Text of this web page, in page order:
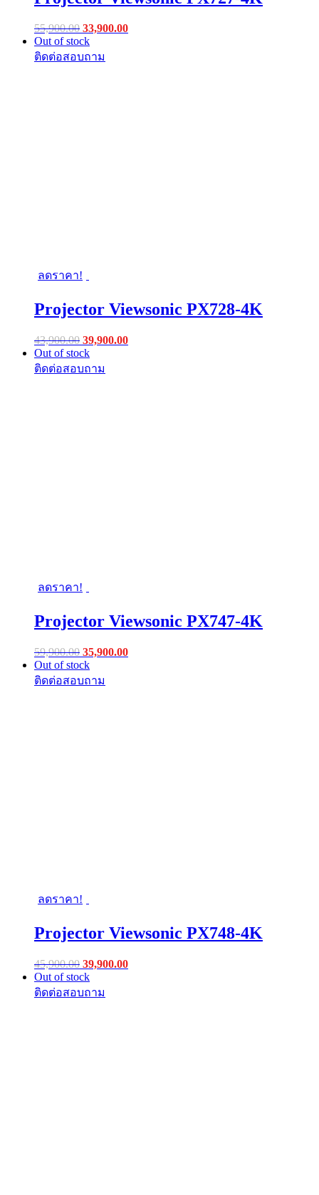
55,900.00 Original
price
was:
33,900.00Current
Out of stock
ลดราคา!
Projector Viewsonic PX728-4K
43,900.00 Original
price
was:
39,900.00Current
Out of stock
ลดราคา!
Projector Viewsonic PX747-4K
59,900.00 Original
price
was:
35,900.00Current
Out of stock
ลดราคา!
Projector Viewsonic PX748-4K
45,900.00 Original
price
was:
39,900.00Current
Out of stock